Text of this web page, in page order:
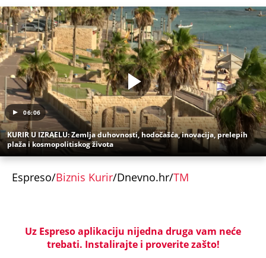
06:06
KURIR U IZRAELU: Zemlja duhovnosti, hodočašća, inovacija, prelepih
plaža i kosmopolitiskog života
Espreso/Biznis Kurir/Dnevno.hr/TM
Uz Espreso aplikaciju nijedna druga vam neće
trebati. Instalirajte i proverite zašto!